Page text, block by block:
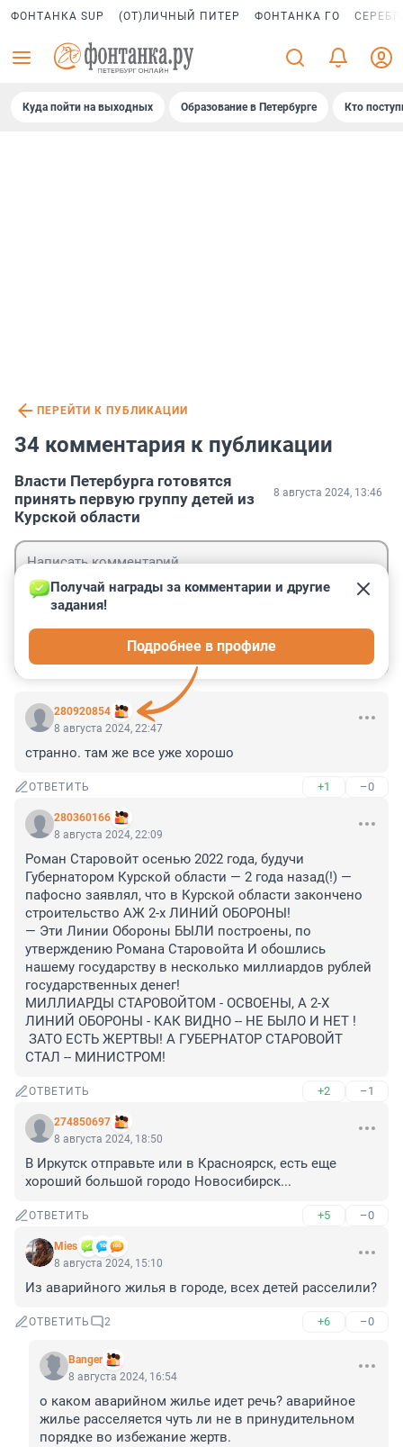
ФОНТАНКА SUP (ОТ)ЛИЧНЫЙ ПИТЕР ФОНТАНКА ГО
Куда пойти на выходных Образование в Петербурге Кто
ПЕРЕЙТИ К ПУБЛИКАЦИИ
34 комментария к публикации
Власти Петербурга готовятся
принять первую группу детей из
Курской области
8 августа 2024, 13:46
280920854
Получай награды за комментарии и другие
задания!
Подробнее в профиле
8 августа 2024, 22:47
странно. там же все уже хорошо
ОТВЕТИТЬ +1 –0
280360166
8 августа 2024, 22:09
Роман Старовойт осенью 2022 года, будучи
Губернатором Курской области — 2 года назад(!) —
пафосно заявлял, что в Курской области закончено
строительство АЖ 2-х ЛИНИЙ ОБОРОНЫ!
— Эти Линии Обороны БЫЛИ построены, по
утверждению Романа Старовойта И обошлись
нашему государству в несколько миллиардов рублей
государственных денег!
МИЛЛИАРДЫ СТАРОВОЙТОМ - ОСВОЕНЫ, А 2-Х
ЛИНИЙ ОБОРОНЫ - КАК ВИДНО -- НЕ БЫЛО И НЕТ !
ЗАТО ЕСТЬ ЖЕРТВЫ! А ГУБЕРНАТОР СТАРОВОЙТ
СТАЛ -- МИНИСТРОМ!
ОТВЕТИТЬ +2 –1
274850697
8 августа 2024, 18:50
В Иркутск отправьте или в Красноярск, есть еще
хороший большой городо Новосибирск...
ОТВЕТИТЬ +5 –0
Mies
8 августа 2024, 15:10
Из аварийного жилья в городе, всех детей расселили?
ОТВЕТИТЬ 2 +6 –0
Banger
8 августа 2024, 16:54
о каком аварийном жилье идет речь? аварийное
жилье расселяется чуть ли не в принудительном
порядке во избежание жертв.